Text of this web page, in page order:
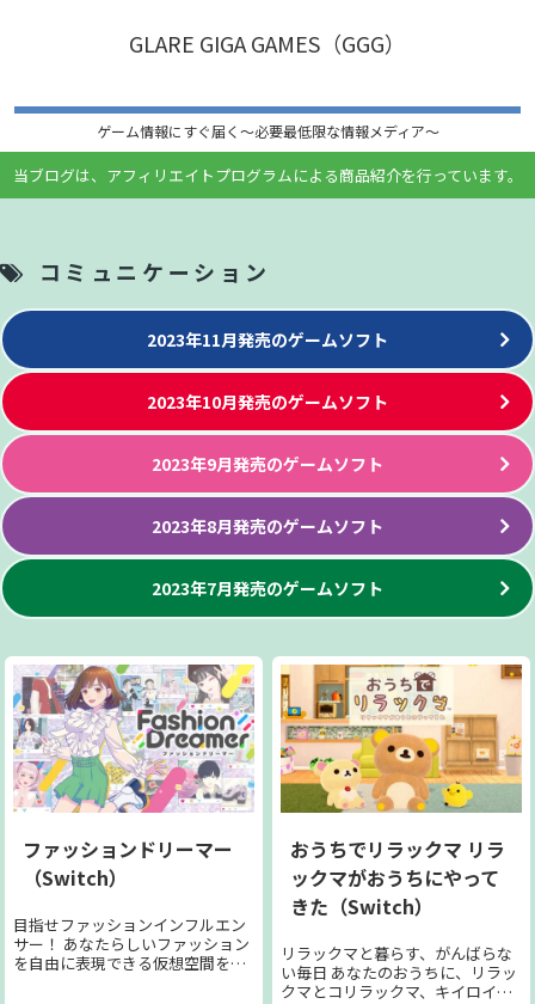
GLARE GIGA GAMES（GGG）
ゲーム情報にすぐ届く〜必要最低限な情報メディア〜
当ブログは、アフィリエイトプログラムによる商品紹介を行っています。
コミュニケーション
2023年11月発売のゲームソフト
2023年10月発売のゲームソフト
2023年9月発売のゲームソフト
2023年8月発売のゲームソフト
2023年7月発売のゲームソフト
ファッションドリーマー
（Switch）
目指せファッションインフルエン
サー！ あなたらしいファッション
を自由に表現できる仮想空間を舞
おうちでリラックマ リラ
ックマがおうちにやって
きた（Switch）
リラックマと暮らす、がんばらな
い毎日 あなたのおうちに、リラッ
クマとコリラックマ、キイロイト